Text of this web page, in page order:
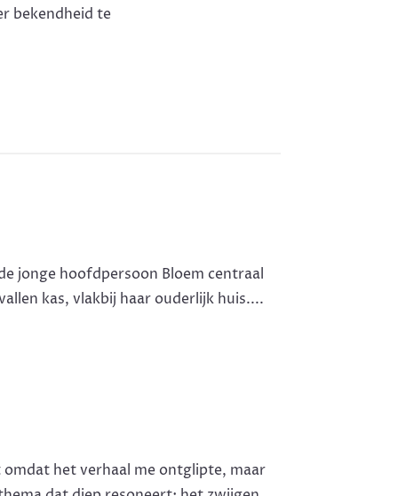
bekendheid te
jonge hoofdpersoon Bloem centraal
kas, vlakbij haar ouderlijk huis....
omdat het verhaal me ontglipte, maar